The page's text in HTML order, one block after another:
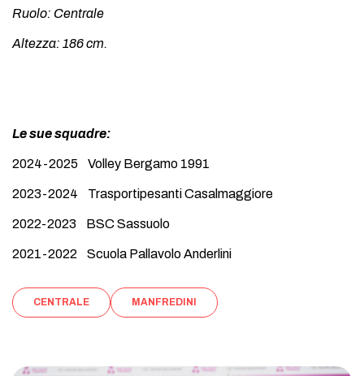
Ruolo: Centrale
Altezza: 186 cm.
Le sue squadre:
2024-2025 Volley Bergamo 1991
2023-2024 Trasportipesanti Casalmaggiore
2022-2023 BSC Sassuolo
2021-2022 Scuola Pallavolo Anderlini
CENTRALE MANFREDINI